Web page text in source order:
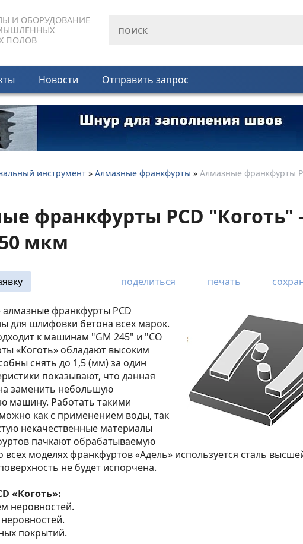
И ОБОРУДОВАНИЕ
ПОЛОВ
Новости Отправить запрос
инструмент » Алмазные франкфурты » Алмазные франкфурты
франкфурты PCD "Коготь"
мкм
поделиться печать
франкфурты PCD
для шлифовки бетона всех марок.
к машинам "GM 245" и "CO
«Коготь» обладают высоким
снять до 1,5 (мм) за один
показывают, что данная
заменить небольшую
машину. Работать такими
как с применением воды, так
некачественные материалы
пачкают обрабатываемую
всех моделях франкфуртов «Адель» используется сталь
не будет испорчена.
«Коготь»:
неровностей.
покрытий.